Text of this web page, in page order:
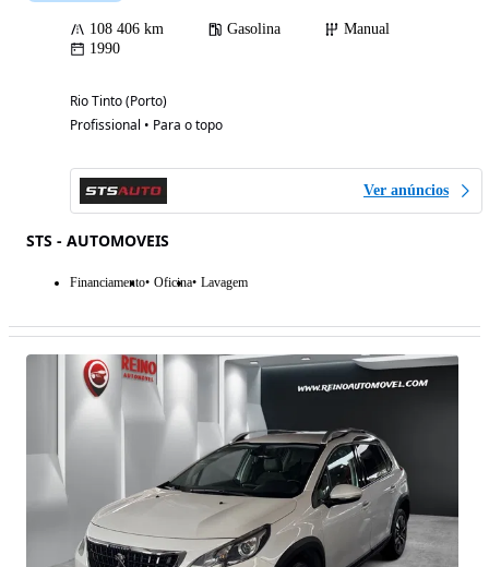
108 406 km Gasolina
Manual
1990
Rio Tinto (Porto)
Profissional • Para o topo
Ver anúncios
STS - AUTOMOVEIS
Financiamento Oficina Lavagem